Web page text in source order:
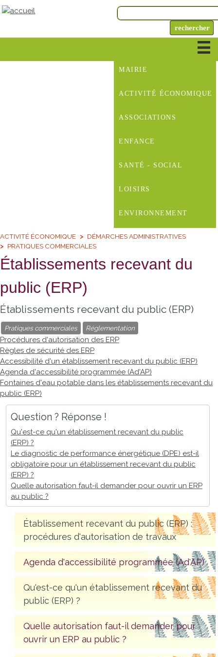
MAIRIE
ACTIVITÉ ÉCONOMIQUE
ASSOCIATIONS
ENFANCE
SANTÉ - SOCIAL
LOISIRS
ENVIRONNEMENT
ACTIVITÉ ÉCONOMIQUE
DÉMARCHES ADMINISTRATIVES
PRATIQUES COMMERCIALES
Établissements recevant du
public (ERP)
Établissements recevant du public (ERP)
Pratiques commerciales Réglementation
Procédures d'autorisation des ERP
Règles de sécurité des ERP
Accessibilité d'un établissement recevant du public (ERP)
Agenda d'accessibilité programmée (Ad'AP)
Fontaines d'eau potable dans les établissements recevant du
public (ERP)
Question ? Réponse !
Qu'est-ce qu'un établissement recevant du public
(ERP) ?
Le diagnostic de performance énergétique (DPE) est-il
obligatoire pour un établissement recevant du public
(ERP) ?
Quelle autorisation faut-il demander pour ouvrir un ERP
au public ?
Établissement recevant du public (ERP) :
procédures d'autorisation de travaux
Agenda d'accessibilité programmée (Ad'AP)
Qu'est-ce qu'un établissement recevant du
public (ERP) ?
Quelle autorisation faut-il demander pour
ouvrir un ERP au public ?